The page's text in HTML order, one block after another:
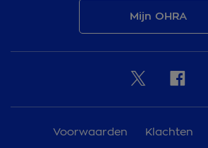
Mijn OHRA
Voorwaarden Klachten